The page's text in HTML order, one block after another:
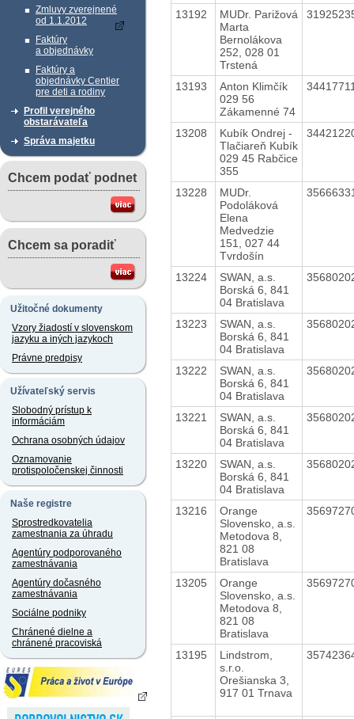
Zmluvy zverejnené
od 1.1.2012
Faktúry
a objednávky
Faktúry a
objednávky Centier
pre deti a rodiny
Profil verejného
obstarávateľa
Správa majetku
Chcem podať podnet
Chcem sa poradiť
Užitočné dokumenty
Vzory žiadostí v slovenskom
jazyku a iných jazykoch
Právne predpisy
Užívateľský servis
Slobodný prístup k
informáciám
Ochrana osobných údajov
Oznamovanie
protispoločenskej činnosti
Naše registre
Sprostredkovatelia
zamestnania za úhradu
Agentúry podporovaného
zamestnávania
Agentúry dočasného
zamestnávania
Sociálne podniky
Chránené dielne a
chránené pracoviská
13192
MUDr. Parižová
Marta
Bernolákova
252, 028 01
Trstená
13193
Anton Klimčík
029 56
Zákamenné 74
13208
Kubík Ondrej -
Tlačiareň Kubík
029 45 Rabčice
355
13228
MUDr.
Podoláková
Elena
Medvedzie
151, 027 44
Tvrdošín
13224
SWAN, a.s.
Borská 6, 841
04 Bratislava
13223
SWAN, a.s.
Borská 6, 841
04 Bratislava
13222
SWAN, a.s.
Borská 6, 841
04 Bratislava
13221
SWAN, a.s.
Borská 6, 841
04 Bratislava
13220
SWAN, a.s.
Borská 6, 841
04 Bratislava
13216
Orange
Slovensko, a.s.
Metodova 8,
821 08
Bratislava
13205
Orange
Slovensko, a.s.
Metodova 8,
821 08
Bratislava
13195
Lindstrom,
s.r.o.
Orešianska 3,
917 01 Trnava